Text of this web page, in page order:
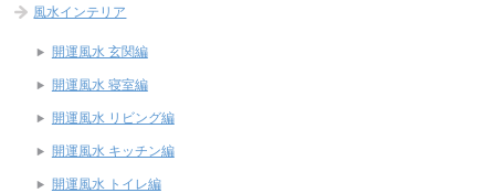
風水インテリア
開運風水 玄関編
開運風水 寝室編
開運風水 リビング編
開運風水 キッチン編
開運風水 トイレ編